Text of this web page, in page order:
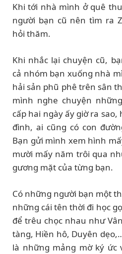
Khi tới nhà mình ở quê
người bạn cũ nên tìm ra
hỏi thăm.
Khi nhắc lại chuyện cũ,
cả nhóm bạn xuống nhà
hải sản phũ phê trên sân
mình nghe chuyện
cấp hai ngày ấy giờ ra
đình, ai cũng có con
Bạn gửi mình xem hình
mười mấy năm trôi qua
gương mặt của từng bạn.
Có những người bạn một
những cái tên thời đi học
để trêu chọc nhau như
tàng, Hiền hô, Duyên
là những mảng mờ ký ức